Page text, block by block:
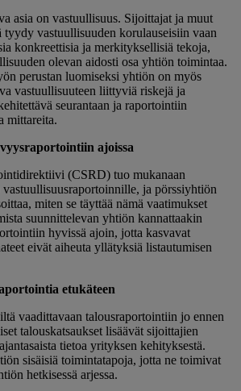
asia on vastuullisuus. Sijoittajat ja muut
tyydy vastuullisuuden korulauseisiin vaan
konkreettisia ja merkityksellisiä tekoja,
olevan aidosti osa yhtiön toimintaa.
perustan luomiseksi yhtiön on myös
vastuullisuuteen liittyviä riskejä ja
seurantaan ja raportointiin
mittareita.
ajoissa
(CSRD) tuo mukanaan
ja pörssiyhtiön
miten se täyttää nämä vaatimukset
suunnittelevan yhtiön kannattaakin
hyvissä ajoin, jotta kasvavat
eivät aiheuta yllätyksiä listautumisen
etukäteen
vaadittavaan talousraportointiin jo ennen
talouskatsaukset lisäävät sijoittajien
tietoa yrityksen kehityksestä.
sisäisiä toimintatapoja, jotta ne toimivat
hetkisessä arjessa.